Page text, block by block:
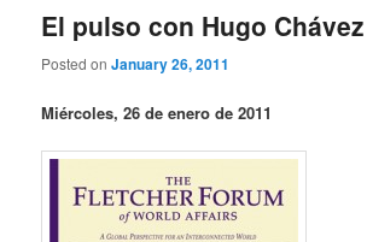
El pulso con Hugo Chávez
Posted onJanuary 26, 2011
Miércoles, 26 de enero de 2011